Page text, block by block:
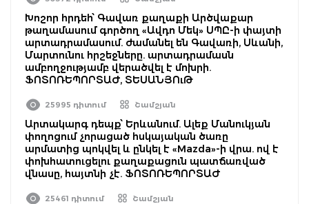
Խոշոր հրդեհ՝ Գավառ քաղաքի Արծվաքար
թաղամասում գործող «Ավդո Մեկ» ՍՊԸ-ի փայտի
արտադրամասում. ժամանել են Գավառի, Սևանի,
Մարտունու հրշեջները. արտադրամասն
ամբողջությամբ վերածվել է մոխրի.
ՖՈՏՈՌԵՊՈՐՏԱԺ, ՏԵՍԱՆՅՈւԹ
25995 դիտում Շամշյան
Արտակարգ դեպք՝ Երևանում. Ալեք Մանուկյան
փողոցում չորացած հսկայական ծառը
արմատից պոկվել և ընկել է «Mazda»-ի վրա. ով է
փոխհատուցելու քաղաքացուն պատճառված
վնասը, հայտնի չէ. ՖՈՏՈՌԵՊՈՐՏԱԺ
25461 դիտում Շամշյան